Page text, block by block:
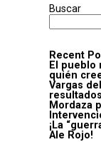
Buscar
Recent
El pueblo
quién
Vargas
resultados
Mordaza
¡La
Ale Rojo!